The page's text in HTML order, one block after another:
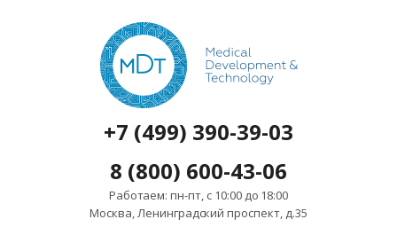
+7 (499) 390-39-03
8 (800) 600-43-06
Работаем: пн-пт, с 10:00 до 18:00
Москва, Ленинградский проспект, д.35